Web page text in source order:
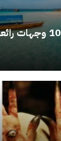
السياحة في تنزانيا: